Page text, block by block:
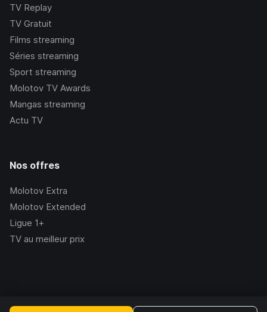
TV Replay
TV Gratuit
Films streaming
Séries streaming
Sport streaming
Molotov TV Awards
Mangas streaming
Actu TV
Nos offres
Molotov Extra
Molotov Extended
Ligue 1+
TV au meilleur prix